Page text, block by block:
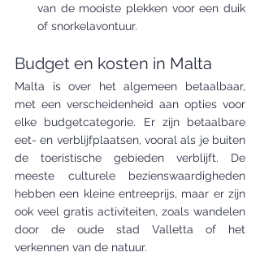
van de mooiste plekken voor een duik
of snorkelavontuur.
Budget en kosten in Malta
Malta is over het algemeen betaalbaar,
met een verscheidenheid aan opties voor
elke budgetcategorie. Er zijn betaalbare
eet- en verblijfplaatsen, vooral als je buiten
de toeristische gebieden verblijft. De
meeste culturele bezienswaardigheden
hebben een kleine entreeprijs, maar er zijn
ook veel gratis activiteiten, zoals wandelen
door de oude stad Valletta of het
verkennen van de natuur.